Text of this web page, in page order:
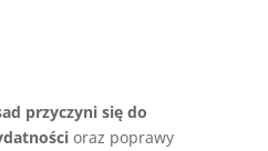
przyczyni się do
oraz poprawy